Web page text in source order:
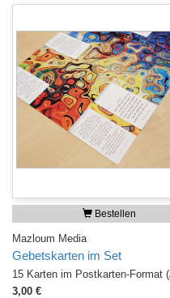
Bestellen
Mazloum Media
Gebetskarten im Set
15 Karten im Postkarten-Format
3,00 €